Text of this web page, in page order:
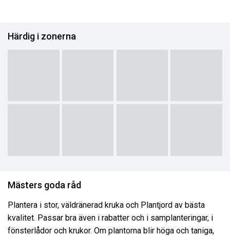
Härdig i zonerna
Mästers goda råd
Plantera i stor, väldränerad kruka och Plantjord av bästa
kvalitet. Passar bra även i rabatter och i samplanteringar, i
fönsterlådor och krukor. Om plantorna blir höga och taniga,